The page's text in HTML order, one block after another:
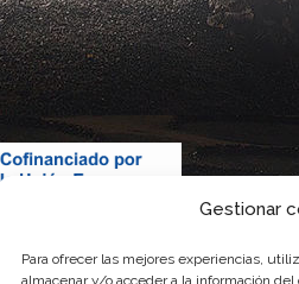
Gestionar
Para ofrecer las mejores experiencias,
almacenar y/o acceder a la información